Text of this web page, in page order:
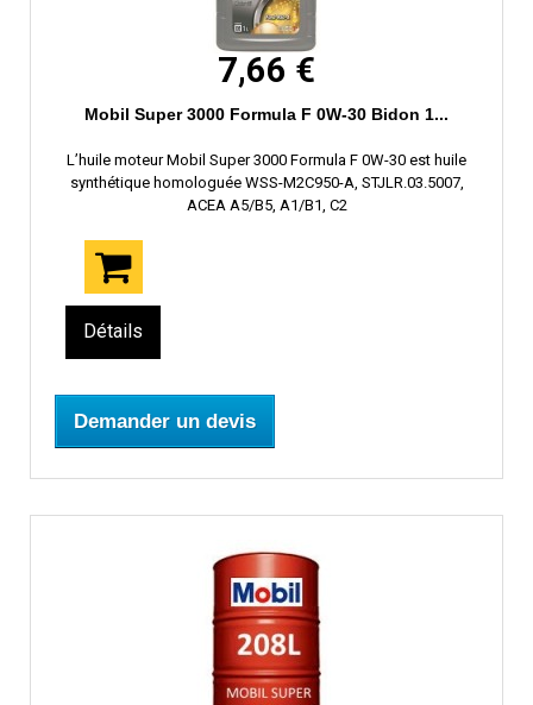
7,66 €
Mobil Super 3000 Formula F 0W-30 Bidon 1...
L’huile moteur Mobil Super 3000 Formula F 0W-30 est huile
synthétique homologuée WSS-M2C950-A, STJLR.03.5007,
ACEA A5/B5, A1/B1, C2
Détails
Demander un devis